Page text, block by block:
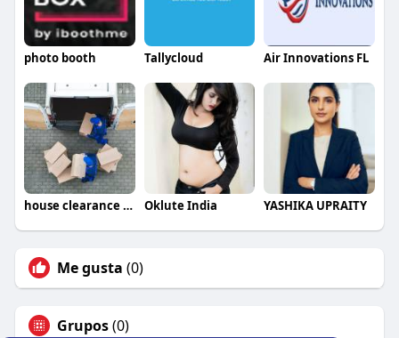
photo booth Tallycloud Air Innovations FL
house clearance northampton Oklute India YASHIKA UPRAITY
Me gusta (0)
Grupos(0)